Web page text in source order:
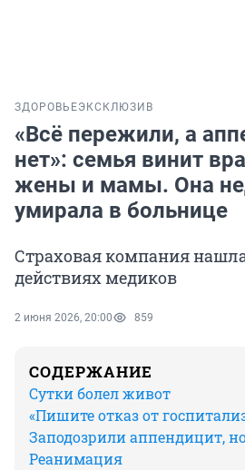
ЗДОРОВЬЕЭКСКЛЮЗИВ
«Всё пережили, а
нет»: семья винит
жены и мамы. Она
умирала в больнице
Страховая компания
действиях медиков
2 июня 2026, 20:00 859
СОДЕРЖАНИЕ
Сутки болел живот
«Пишите отказ от
Заподозрили аппендицит,
Реанимация